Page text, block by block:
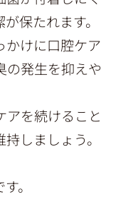
保たれます。
かけに口腔ケア
の発生を抑えや
アを続けること
しましょう。
。